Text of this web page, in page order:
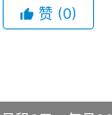
赞 (0)